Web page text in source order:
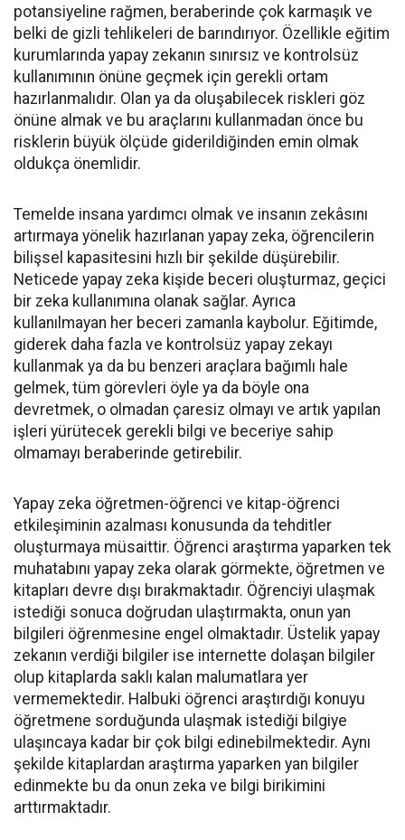
potansiyeline rağmen, beraberinde çok karmaşık ve
belki de gizli tehlikeleri de barındırıyor. Özellikle eğitim
kurumlarında yapay zekanın sınırsız ve kontrolsüz
kullanımının önüne geçmek için gerekli ortam
hazırlanmalıdır. Olan ya da oluşabilecek riskleri göz
önüne almak ve bu araçlarını kullanmadan önce bu
risklerin büyük ölçüde giderildiğinden emin olmak
oldukça önemlidir.
Temelde insana yardımcı olmak ve insanın zekâsını
artırmaya yönelik hazırlanan yapay zeka, öğrencilerin
bilişsel kapasitesini hızlı bir şekilde düşürebilir.
Neticede yapay zeka kişide beceri oluşturmaz, geçici
bir zeka kullanımına olanak sağlar. Ayrıca
kullanılmayan her beceri zamanla kaybolur. Eğitimde,
giderek daha fazla ve kontrolsüz yapay zekayı
kullanmak ya da bu benzeri araçlara bağımlı hale
gelmek, tüm görevleri öyle ya da böyle ona
devretmek, o olmadan çaresiz olmayı ve artık yapılan
işleri yürütecek gerekli bilgi ve beceriye sahip
olmamayı beraberinde getirebilir.
Yapay zeka öğretmen-öğrenci ve kitap-öğrenci
etkileşiminin azalması konusunda da tehditler
oluşturmaya müsaittir. Öğrenci araştırma yaparken tek
muhatabını yapay zeka olarak görmekte, öğretmen ve
kitapları devre dışı bırakmaktadır. Öğrenciyi ulaşmak
istediği sonuca doğrudan ulaştırmakta, onun yan
bilgileri öğrenmesine engel olmaktadır. Üstelik yapay
zekanın verdiği bilgiler ise internette dolaşan bilgiler
olup kitaplarda saklı kalan malumatlara yer
vermemektedir. Halbuki öğrenci araştırdığı konuyu
öğretmene sorduğunda ulaşmak istediği bilgiye
ulaşıncaya kadar bir çok bilgi edinebilmektedir. Aynı
şekilde kitaplardan araştırma yaparken yan bilgiler
edinmekte bu da onun zeka ve bilgi birikimini
arttırmaktadır.